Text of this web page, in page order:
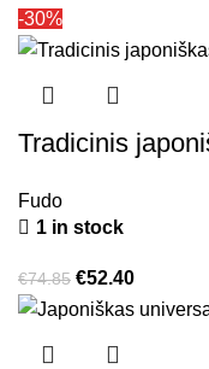
-30%
Tradicinis
Fudo
1 in stock
€74.85 €52.40